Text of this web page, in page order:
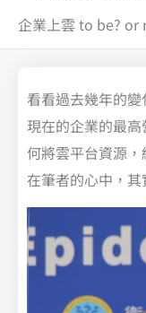
企業上雲 to be? or
看看過去幾年的
現在的企業的最
何將雲平台資源
在筆者的心中，